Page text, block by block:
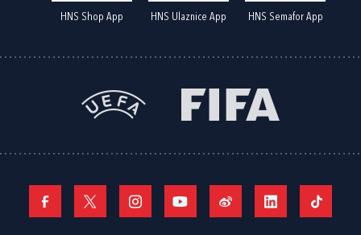
HNS Shop App HNS Ulaznice App HNS Semafor App